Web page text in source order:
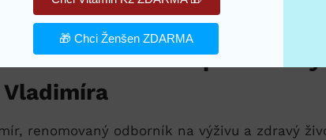
stravu a správnou
Vladimíra
renomovaný odborník na výživu a zdravý
🎁 Chci Ženšen ZDARMA